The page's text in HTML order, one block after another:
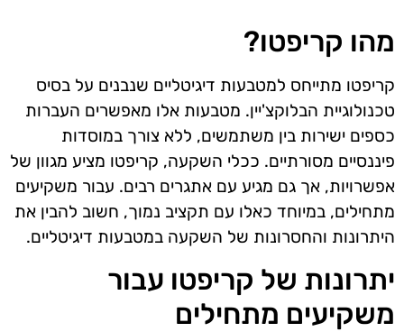
מהו קריפטו?
קריפטו מתייחס למטבעות דיגיטליים שנבנים על בסיס
טכנולוגיית הבלוקצ'יין. מטבעות אלו מאפשרים העברות
כספים ישירות בין משתמשים, ללא צורך במוסדות
פיננסיים מסורתיים. ככלי השקעה, קריפטו מציע מגוון של
אפשרויות, אך גם מגיע עם אתגרים רבים. עבור משקיעים
מתחילים, במיוחד כאלו עם תקציב נמוך, חשוב להבין את
היתרונות והחסרונות של השקעה במטבעות דיגיטליים.
יתרונות של קריפטו עבור
משקיעים מתחילים